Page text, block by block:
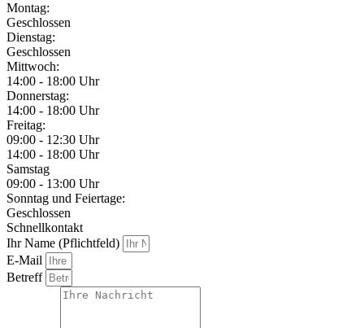
Montag:
Geschlossen
Dienstag:
Geschlossen
Mittwoch:
14:00 - 18:00 Uhr
Donnerstag:
14:00 - 18:00 Uhr
Freitag:
09:00 - 12:30 Uhr
14:00 - 18:00 Uhr
Samstag
09:00 - 13:00 Uhr
Sonntag und Feiertage:
Geschlossen
Schnellkontakt
Ihr Name (Pflichtfeld)
E-Mail
Betreff